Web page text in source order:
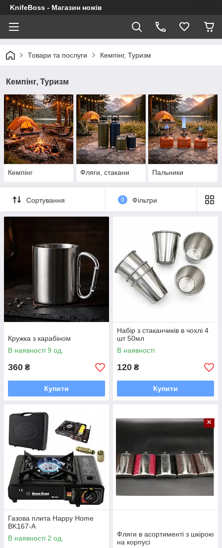
KnifeBoss - Магазин ножів
Товари та послуги Кемпінг, Туризм
Кемпінг, Туризм
Кемпінг Фляги, стакани Пальники
Сортування 0 Фільтри
Кружка з карабіном
В наявності 9 од.
360 ₴
Купити
Набір з стаканчиків в чохлі 4
шт 50мл
В наявності
120 ₴
Купити
Газова плита Happy Home
BK167-A
В наявності 2 од.
Фляги в асортименті з шкірою
на корпусі